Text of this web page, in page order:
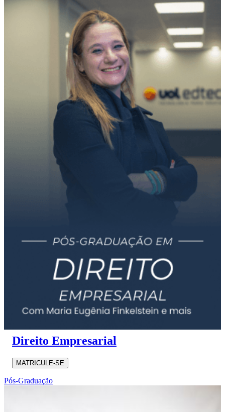
Direito Empresarial
MATRICULE-SE
Pós-Graduação